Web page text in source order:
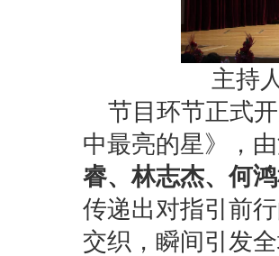
主持
节目环节正式
中最亮的星》，
睿、林志杰、何
传递出对指引前
交织，瞬间引发